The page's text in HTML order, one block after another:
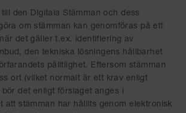
den Digitala Stämman och dess
om stämman kan genomföras på ett
det gäller t.ex. identifiering av
den tekniska lösningens hållbarhet
pålitlighet. Eftersom stämman
ort (vilket normalt är ett krav enligt
bör det enligt förslaget anges i
att stämman har hållits genom elektronisk